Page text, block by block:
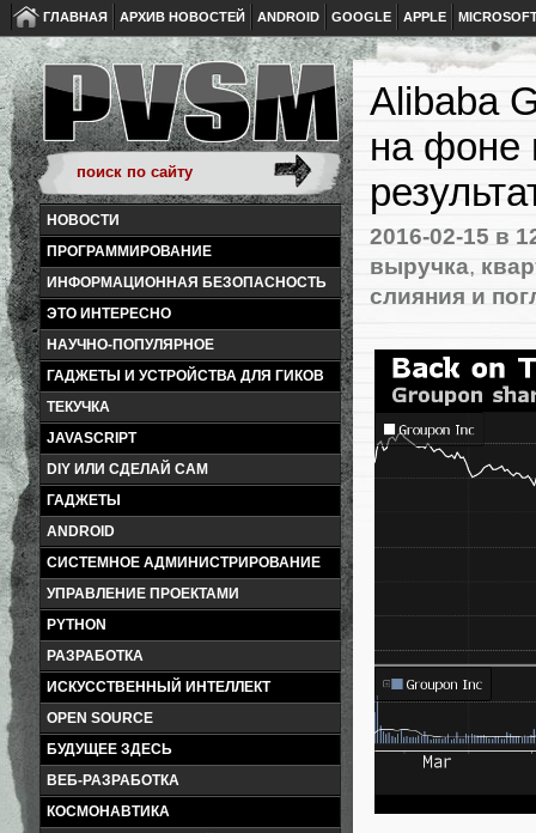
ГЛАВНАЯ АРХИВ НОВОСТЕЙ ANDROID GOOGLE APPLE
НОВОСТИ
ПРОГРАММИРОВАНИЕ
ИНФОРМАЦИОННАЯ БЕЗОПАСНОСТЬ
ЭТО ИНТЕРЕСНО
НАУЧНО-ПОПУЛЯРНОЕ
ГАДЖЕТЫ И УСТРОЙСТВА ДЛЯ ГИКОВ
ТЕКУЧКА
JAVASCRIPT
DIY ИЛИ СДЕЛАЙ САМ
ГАДЖЕТЫ
ANDROID
СИСТЕМНОЕ АДМИНИСТРИРОВАНИЕ
УПРАВЛЕНИЕ ПРОЕКТАМИ
PYTHON
РАЗРАБОТКА
ИСКУССТВЕННЫЙ ИНТЕЛЛЕКТ
OPEN SOURCE
БУДУЩЕЕ ЗДЕСЬ
ВЕБ-РАЗРАБОТКА
КОСМОНАВТИКА
Alibaba
на фоне
2016-02-15 в
выручка,
слияния и